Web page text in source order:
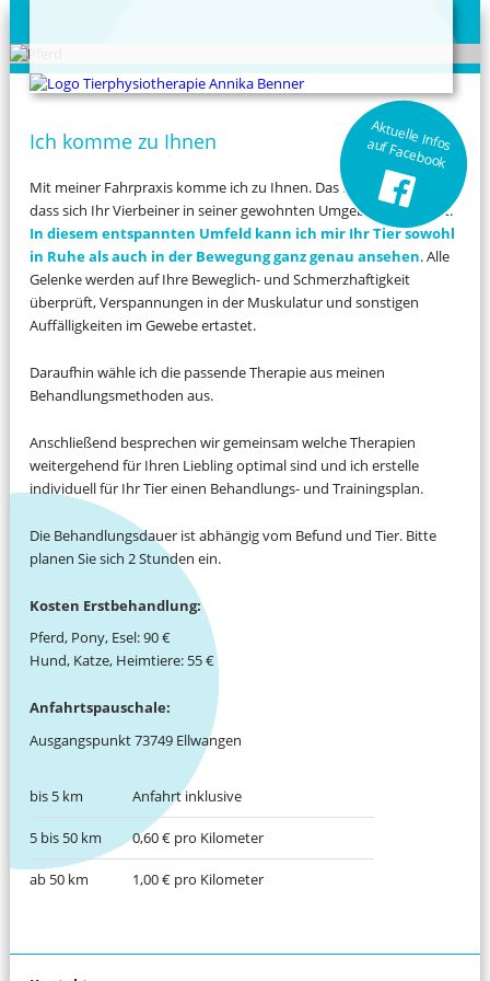
Aktuelle Infos
auf Facebook
Ich komme zu Ihnen
Mit meiner Fahrpraxis komme ich zu Ihnen. Das hat den Vorteil,
dass sich Ihr Vierbeiner in seiner gewohnten Umgebung befindet.
In diesem entspannten Umfeld kann ich mir Ihr Tier sowohl
in Ruhe als auch in der Bewegung ganz genau ansehen. Alle
Gelenke werden auf Ihre Beweglich- und Schmerzhaftigkeit
überprüft, Verspannungen in der Muskulatur und sonstigen
Auffälligkeiten im Gewebe ertastet.
Daraufhin wähle ich die passende Therapie aus meinen
Behandlungsmethoden aus.
Anschließend besprechen wir gemeinsam welche Therapien
weitergehend für Ihren Liebling optimal sind und ich erstelle
individuell für Ihr Tier einen Behandlungs- und Trainingsplan.
Die Behandlungsdauer ist abhängig vom Befund und Tier. Bitte
planen Sie sich 2 Stunden ein.
Kosten Erstbehandlung:
Pferd, Pony, Esel: 90 €
Hund, Katze, Heimtiere: 55 €
Anfahrtspauschale:
Ausgangspunkt 73749 Ellwangen
bis 5 km Anfahrt inklusive
5 bis 50 km 0,60 € pro Kilometer
ab 50 km 1,00 € pro Kilometer